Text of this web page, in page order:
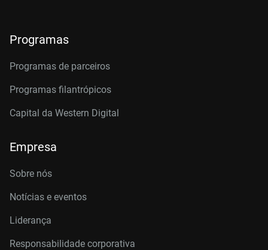
Programas
Programas de parceiros
Programas filantrópicos
Capital da Western Digital
Empresa
Sobre nós
Notícias e eventos
Liderança
Responsabilidade corporativa